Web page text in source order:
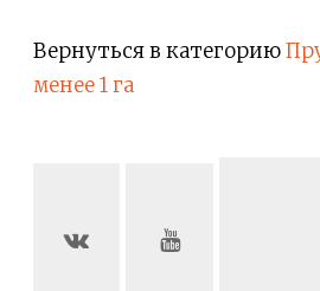
Вернуться в категорию
менее 1 га